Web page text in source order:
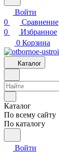
Войти
0
Сравнение
0
Избранное
0 Корзина
Каталог
Каталог
По всему сайту
По каталогу
Войти